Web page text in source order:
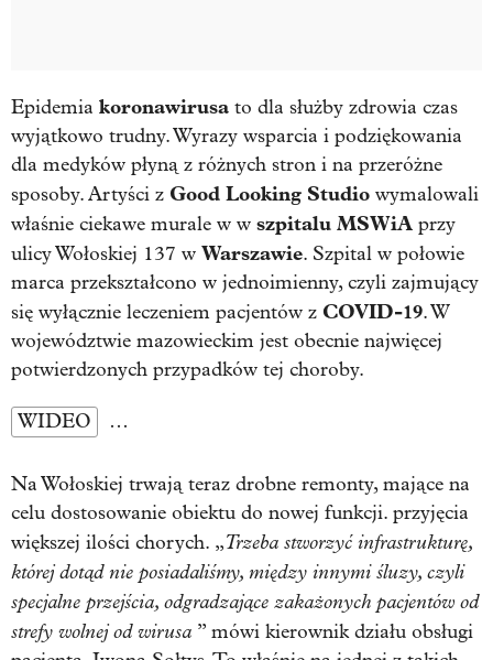
Epidemia koronawirusa to dla służby zdrowia czas
wyjątkowo trudny. Wyrazy wsparcia i podziękowania
dla medyków płyną z różnych stron i na przeróżne
sposoby. Artyści z Good Looking Studio wymalowali
właśnie ciekawe murale w w szpitalu MSWiA przy
ulicy Wołoskiej 137 w Warszawie. Szpital w połowie
marca przekształcono w jednoimienny, czyli zajmujący
się wyłącznie leczeniem pacjentów z COVID-19. W
województwie mazowieckim jest obecnie najwięcej
potwierdzonych przypadków tej choroby.
WIDEO …
Na Wołoskiej trwają teraz drobne remonty, mające na
celu dostosowanie obiektu do nowej funkcji. przyjęcia
większej ilości chorych. „Trzeba stworzyć infrastrukturę,
której dotąd nie posiadaliśmy, między innymi śluzy, czyli
specjalne przejścia, odgradzające zakażonych pacjentów od
strefy wolnej od wirusa ” mówi kierownik działu obsługi